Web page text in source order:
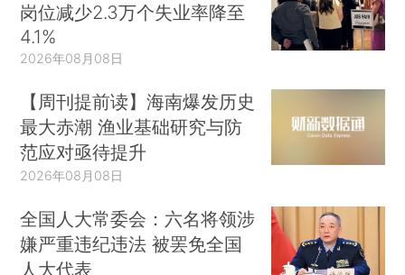
岗位减少2.3万个失业率降至
4.1%
2026年08月08日
【周刊提前读】海南爆发历史
最大赤潮 渔业基础研究与防
范应对亟待提升
2026年08月08日
全国人大常委会：六名将领涉
嫌严重违纪违法 被罢免全国
人大代表